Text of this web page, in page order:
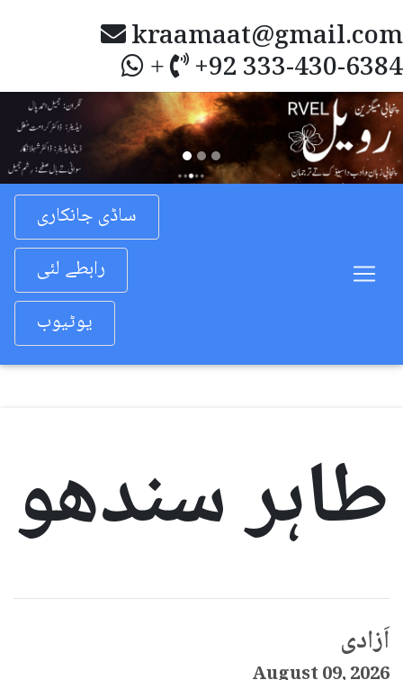
kraamaat@gmail.com
+ +92 333-430-6384
Previous
ساڈی جانکاری
رابطے لئی
یوٹیوب
طاہر سندھو
اَزادی